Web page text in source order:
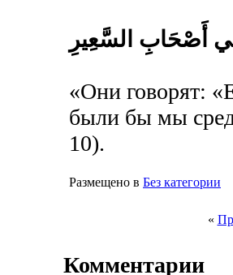
أَصْحَابِ السَّعِيرِ
«Они говорят:
были бы мы
10).
Размещено в Без категории
«
Комментарии